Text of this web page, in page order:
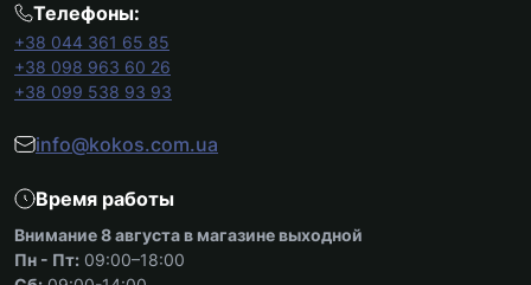
Телефоны:
+38 044 361 65 85
+38 098 963 60 26
+38 099 538 93 93
info@kokos.com.ua
Время работы
Внимание 8 августа в магазине выходной
Пн - Пт: 09:00–18:00